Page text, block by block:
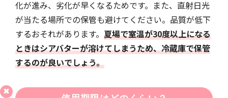
化が進み、劣化が早くなるためです。また、直射日光
が当たる場所での保管も避けてください。品質が低下
するおそれがあります。 夏場で室温が30度以上になる
ときはシアバターが溶けてしまうため、冷蔵庫で保管
するのが良いでしょう。